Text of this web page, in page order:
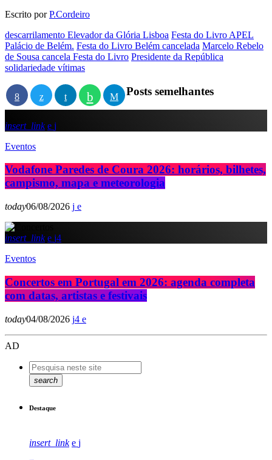
Escrito porP.Cordeiro
descarrilamento Elevador da Glória Lisboa Festa do Livro APEL
Palácio de Belém. Festa do Livro Belém cancelada Marcelo Rebelo
de Sousa cancela Festa do Livro Presidente da República
solidariedade vítimas
Posts semelhantes
insert_link
Eventos
Vodafone Paredes de Coura 2026: horários, bilhetes,
campismo, mapa e meteorologia
today06/08/2026
insert_link
4
Eventos
Concertos em Portugal em 2026: agenda completa
com datas, artistas e festivais
today04/08/2026 4
AD
search
Destaque
insert_link